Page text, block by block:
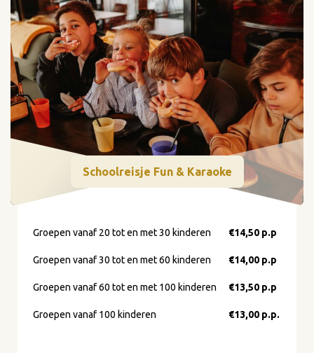
Schoolreisje Fun & Karaoke
Groepen vanaf 20 tot en met 30 kinderen €14,50 p.p
Groepen vanaf 30 tot en met 60 kinderen €14,00 p.p
Groepen vanaf 60 tot en met 100 kinderen €13,50 p.p
Groepen vanaf 100 kinderen €13,00 p.p.